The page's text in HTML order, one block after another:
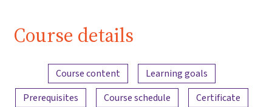
Course details
Content overview
Course content
Learning goals
Prerequisites
Course schedule
Certificate